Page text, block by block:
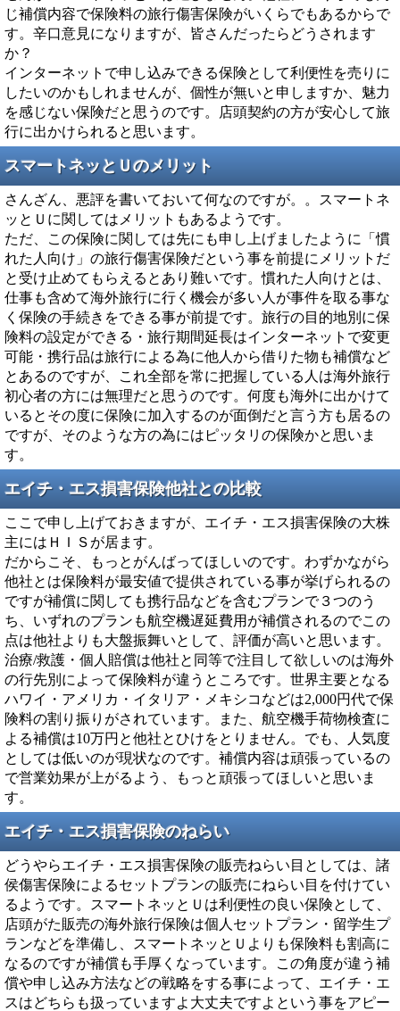
じ補償内容で保険料の旅行傷害保険がいくらでもあるからで
す。辛口意見になりますが、皆さんだったらどうされます
か？
インターネットで申し込みできる保険として利便性を売りに
したいのかもしれませんが、個性が無いと申しますか、魅力
を感じない保険だと思うのです。店頭契約の方が安心して旅
行に出かけられると思います。
スマートネッとＵのメリット
さんざん、悪評を書いておいて何なのですが。。スマートネ
ッとＵに関してはメリットもあるようです。
ただ、この保険に関しては先にも申し上げましたように「慣
れた人向け」の旅行傷害保険だという事を前提にメリットだ
と受け止めてもらえるとあり難いです。慣れた人向けとは、
仕事も含めて海外旅行に行く機会が多い人が事件を取る事な
く保険の手続きをできる事が前提です。旅行の目的地別に保
険料の設定ができる・旅行期間延長はインターネットで変更
可能・携行品は旅行による為に他人から借りた物も補償など
とあるのですが、これ全部を常に把握している人は海外旅行
初心者の方には無理だと思うのです。何度も海外に出かけて
いるとその度に保険に加入するのが面倒だと言う方も居るの
ですが、そのような方の為にはピッタリの保険かと思いま
す。
エイチ・エス損害保険他社との比較
ここで申し上げておきますが、エイチ・エス損害保険の大株
主にはＨＩＳが居ます。
だからこそ、もっとがんばってほしいのです。わずかながら
他社とは保険料が最安値で提供されている事が挙げられるの
ですが補償に関しても携行品などを含むプランで３つのう
ち、いずれのプランも航空機遅延費用が補償されるのでこの
点は他社よりも大盤振舞いとして、評価が高いと思います。
治療/救護・個人賠償は他社と同等で注目して欲しいのは海外
の行先別によって保険料が違うところです。世界主要となる
ハワイ・アメリカ・イタリア・メキシコなどは2,000円代で保
険料の割り振りがされています。また、航空機手荷物検査に
よる補償は10万円と他社とひけをとりません。でも、人気度
としては低いのが現状なのです。補償内容は頑張っているの
で営業効果が上がるよう、もっと頑張ってほしいと思いま
す。
エイチ・エス損害保険のねらい
どうやらエイチ・エス損害保険の販売ねらい目としては、諸
侯傷害保険によるセットプランの販売にねらい目を付けてい
るようです。スマートネッとＵは利便性の良い保険として、
店頭がた販売の海外旅行保険は個人セットプラン・留学生プ
ランなどを準備し、スマートネッとＵよりも保険料も割高に
なるのですが補償も手厚くなっています。この角度が違う補
償や申し込み方法などの戦略をする事によって、エイチ・エ
スはどちらも扱っていますよ大丈夫ですよという事をアピー